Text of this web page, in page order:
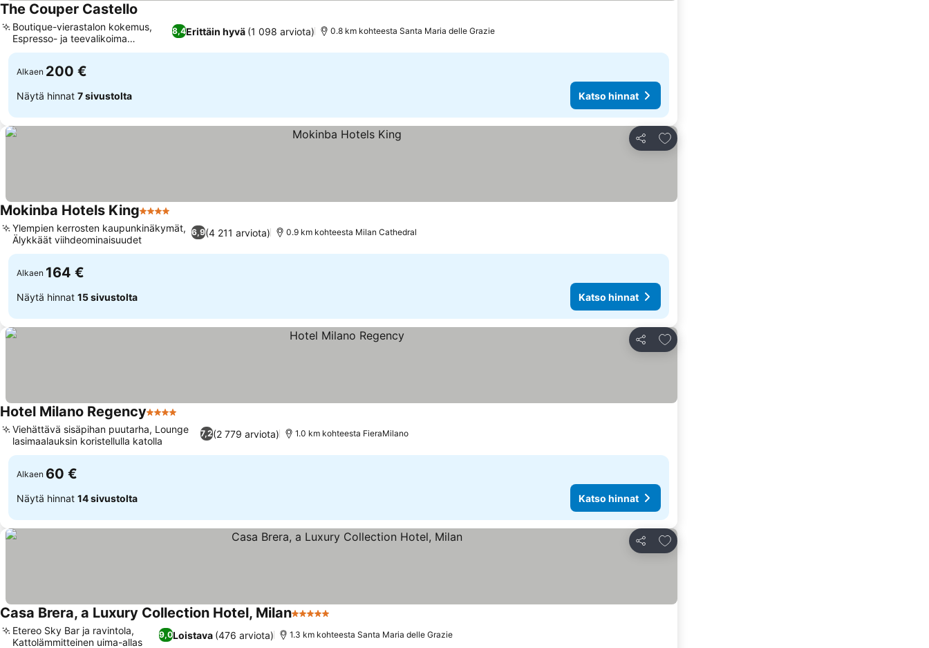
The Couper Castello
8,4Erittäin hyvä (1 098 arviota)
Boutique-vierastalon kokemus,
Espresso- ja teevalikoima
huoneessa
0.8 km kohteesta Santa Maria delle Grazie
Alkaen 200 €
Näytä hinnat 7 sivustolta Katso hinnat
Jaa
Lisää suosikkeihin
Mokinba Hotels King4 Tähtiluokitus
6,9(4 211 arviota)
Ylempien kerrosten kaupunkinäkymät,
Älykkäät viihdeominaisuudet
0.9 km kohteesta Milan Cathedral
Alkaen 164 €
Näytä hinnat 15 sivustolta Katso hinnat
Jaa
Lisää suosikkeihin
Hotel Milano Regency4 Tähtiluokitus
7,2(2 779 arviota)
Viehättävä sisäpihan puutarha, Lounge
lasimaalauksin koristellulla katolla
1.0 km kohteesta FieraMilano
Alkaen 60 €
Näytä hinnat 14 sivustolta Katso hinnat
Jaa
Lisää suosikkeihin
Casa Brera, a Luxury Collection Hotel, Milan5 Tähtiluokitus
9,0Loistava (476 arviota)
Etereo Sky Bar ja ravintola,
Kattolämmitteinen uima-allas
1.3 km kohteesta Santa Maria delle Grazie